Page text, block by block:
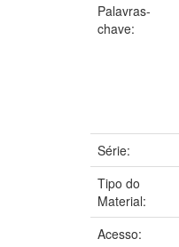
Palavras-
chave:
Série:
Tipo do
Material:
Acesso: